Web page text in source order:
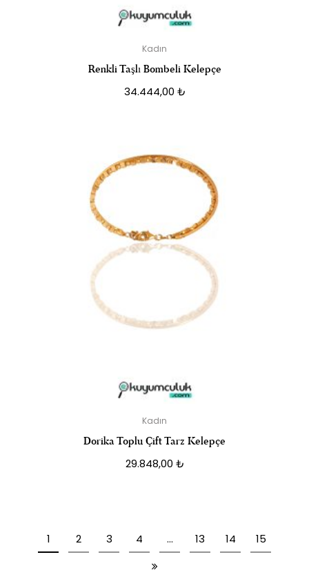
Kadın
Renkli Taşlı Bombeli Kelepçe
34.444,00 ₺
Kadın
Dorika Toplu Çift Tarz Kelepçe
29.848,00 ₺
1 2 3 4 … 13 14 15